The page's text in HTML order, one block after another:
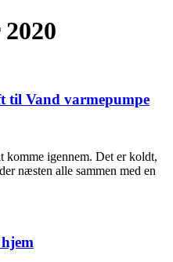
til Vand varmepumpe
komme igennem. Det er koldt,
næsten alle sammen med en